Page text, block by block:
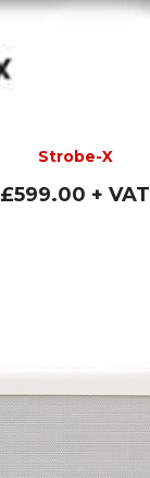
Strobe-X
£599.00 + VAT